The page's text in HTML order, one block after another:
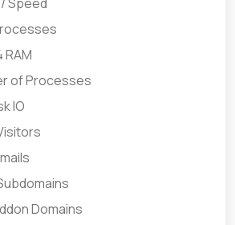
RAM
of Processes
IO
Domains